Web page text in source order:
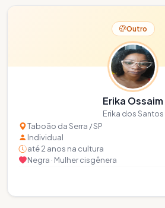
Outro
Erika Ossaim
Erika dos Santos
Taboão da Serra / SP
Individual
até 2 anos na cultura
Negra · Mulher cisgênera